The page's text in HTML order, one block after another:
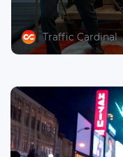
Traffic Cardinal